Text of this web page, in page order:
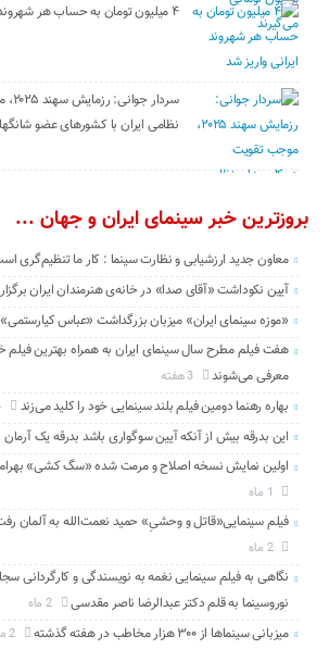
۴ میلیون تومان به حساب هر شهروند ایرانی واریز شد
نظامی ایران با کشور‌های عضو
بروزترین خبر سینمای ایران و جهان ...
معاون جدید ارزشیابی و نظارت سینما : کار ما تنظیم‌گری
آیین نکوداشت «آقای صدا» در خانه‌ی هنرمندان ایران
«موزه سینمای ایران» میزبان بزرگداشت «عباس
هفت فیلم مطرح سال سینمای ایران به همراه بهترین فیلم
معرفی می‌شوند
3 هفته
بهاره رهنما دومین فیلم بلند سینمایی خود را کلید می‌زند
این بدرقه بیش از آنکه آیین سوگواری باشد بدرقه یک
اولین نمایش نسخه اصلاح و مرمت شده «سگ کشی» بهرام
فیلم سینمایی«قاتل و وحشیِ» حمید نعمت‌الله به آلمان
2 ماه
نگاهی به فیلم سینمایی نغمه به نویسندگی و کارگردانی
نوروسینما به قلم دکتر عبدالرضا ناصر مقدسی
2 ماه
میزبانی سینماها از ۳۰۰ هزار مخاطب در هفته گذشته 2 ماه